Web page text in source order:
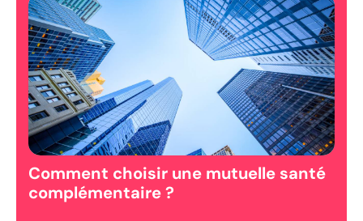
Comment choisir une mutuelle santé
complémentaire ?